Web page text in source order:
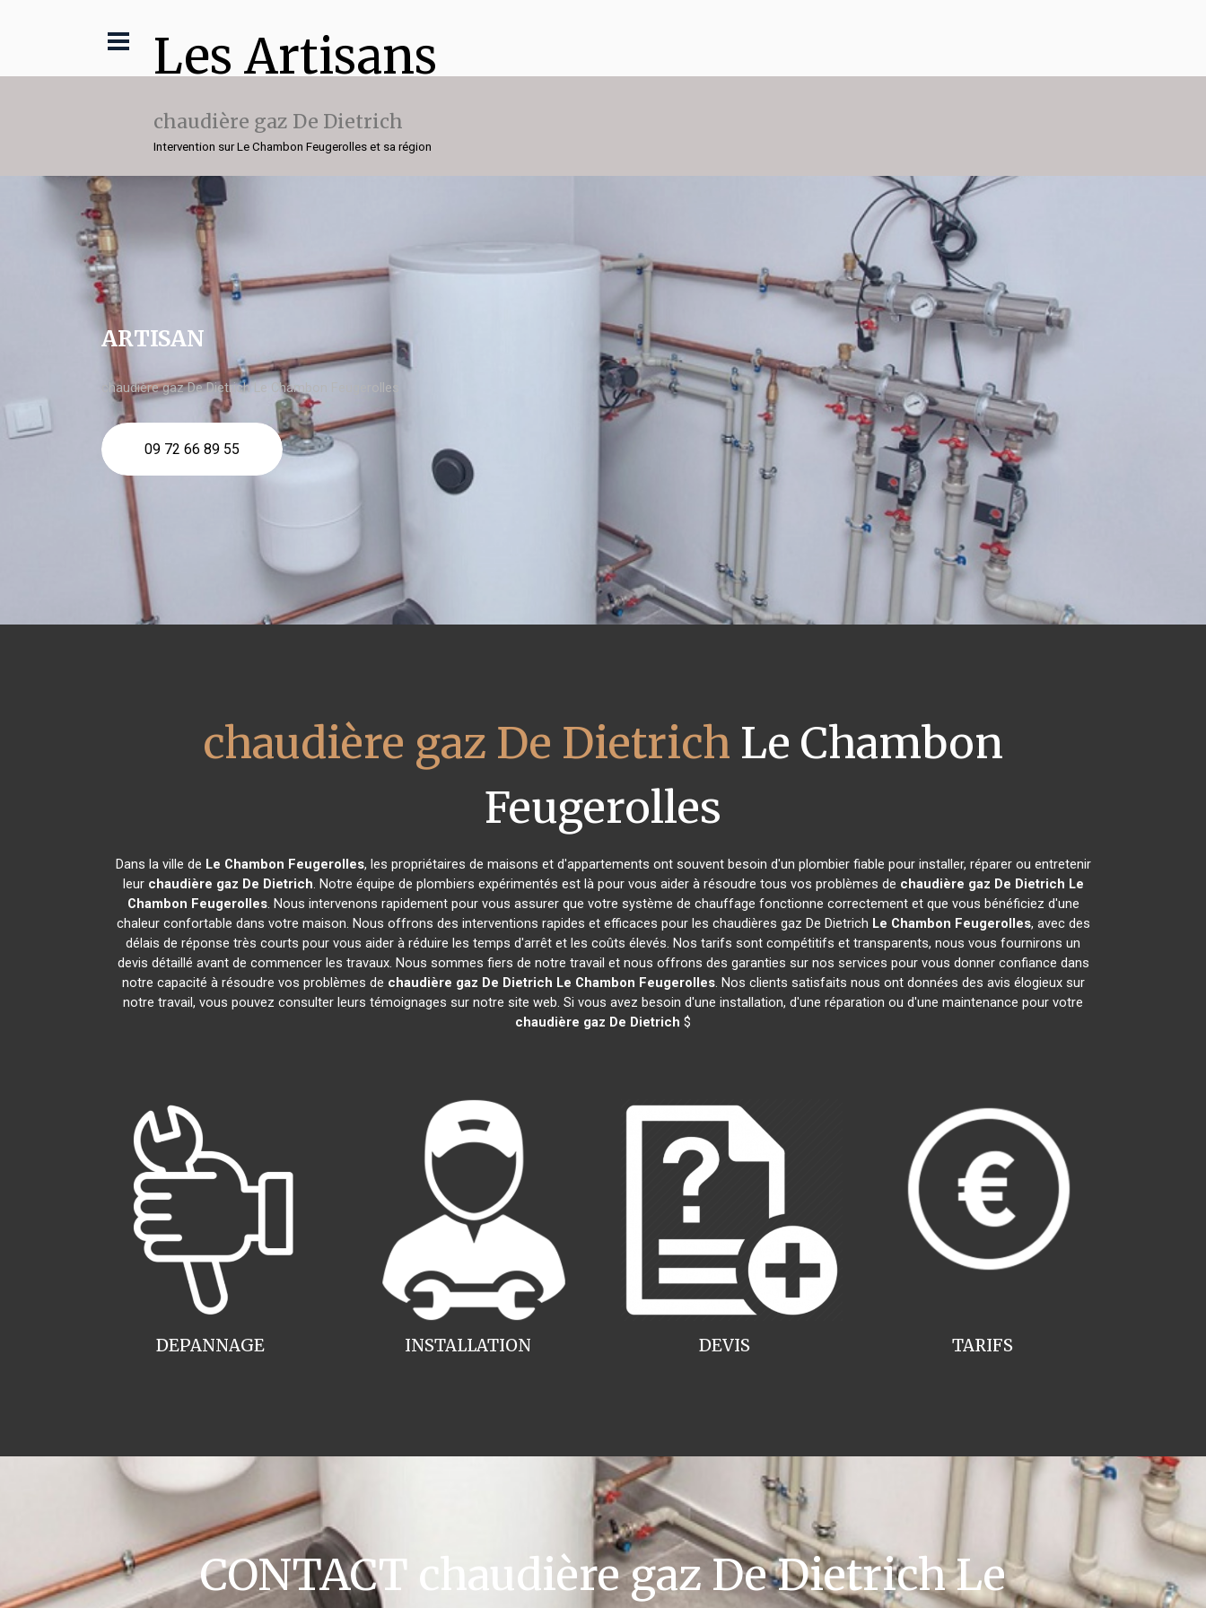
Les Artisans
chaudière gaz De Dietrich
Intervention sur Le Chambon Feugerolles et sa région
ARTISAN
chaudière gaz De Dietrich Le Chambon Feugerolles
09 72 66 89 55
chaudière gaz De Dietrich Le Chambon
Feugerolles
Dans la ville de Le Chambon Feugerolles, les propriétaires de maisons et d'appartements ont souvent besoin d'un plombier fiable pour installer, réparer ou entretenir
leur chaudière gaz De Dietrich. Notre équipe de plombiers expérimentés est là pour vous aider à résoudre tous vos problèmes de chaudière gaz De Dietrich Le
Chambon Feugerolles. Nous intervenons rapidement pour vous assurer que votre système de chauffage fonctionne correctement et que vous bénéficiez d'une
chaleur confortable dans votre maison. Nous offrons des interventions rapides et efficaces pour les chaudières gaz De Dietrich Le Chambon Feugerolles, avec des
délais de réponse très courts pour vous aider à réduire les temps d'arrêt et les coûts élevés. Nos tarifs sont compétitifs et transparents, nous vous fournirons un
devis détaillé avant de commencer les travaux. Nous sommes fiers de notre travail et nous offrons des garanties sur nos services pour vous donner confiance dans
notre capacité à résoudre vos problèmes de chaudière gaz De Dietrich Le Chambon Feugerolles. Nos clients satisfaits nous ont données des avis élogieux sur
notre travail, vous pouvez consulter leurs témoignages sur notre site web. Si vous avez besoin d'une installation, d'une réparation ou d'une maintenance pour votre
chaudière gaz De Dietrich $
INSTALLATION
DEPANNAGE TARIFS
DEVIS
CONTACT chaudière gaz De Dietrich Le